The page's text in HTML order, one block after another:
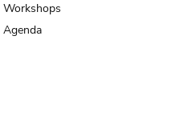
Workshops
Agenda